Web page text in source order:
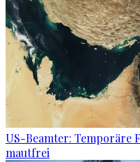
US-Beamter: Temporäre
mautfrei